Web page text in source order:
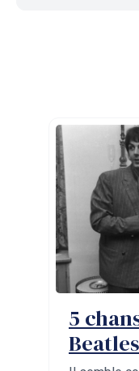
5
Beatles